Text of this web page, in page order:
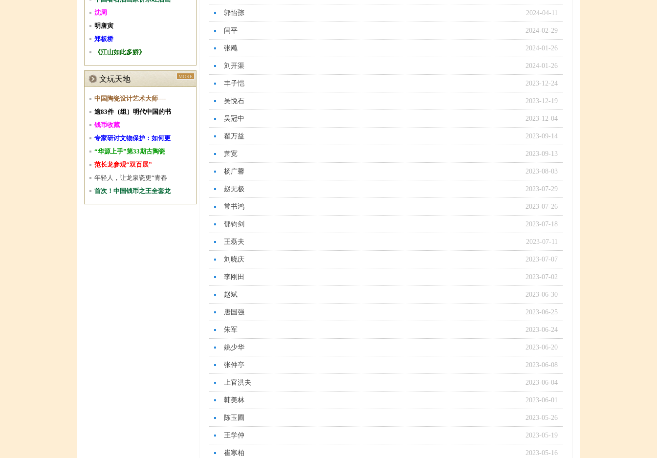
2024-04-11
郭怡孮
2024-02-29
闫平
2024-01-26
张飚
2024-01-26
刘开渠
2023-12-24
丰子恺
2023-12-19
吴悦石
2023-12-04
吴冠中
2023-09-14
翟万益
2023-09-13
萧宽
2023-08-03
杨广馨
2023-07-29
赵无极
2023-07-26
常书鸿
2023-07-18
郁钧剑
2023-07-11
王磊夫
2023-07-07
刘晓庆
2023-07-02
李刚田
2023-06-30
赵斌
2023-06-25
唐国强
2023-06-24
朱军
2023-06-20
姚少华
2023-06-08
张仲亭
2023-06-04
上官洪夫
2023-06-01
韩美林
2023-05-26
陈玉圃
2023-05-19
王学仲
2023-05-16
崔寒柏
沈周
明唐寅
郑板桥
《江山如此多娇》
文玩天地 MORE
中国陶瓷设计艺术大师----
逾83件（组）明代中国的书
钱币收藏
专家研讨文物保护：如何更
“华源上手”第33期古陶瓷
范长龙参观“双百展”
年轻人，让龙泉瓷更“青春
首次！中国钱币之王全套龙